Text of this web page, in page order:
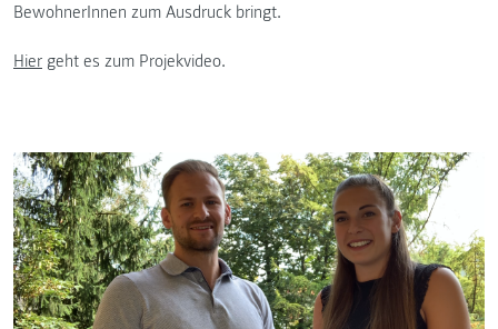
BewohnerInnen zum Ausdruck bringt.
Hier geht es zum Projekvideo.